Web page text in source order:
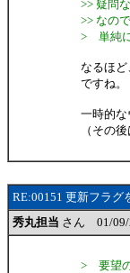
>> 疑問
>> なの
> 単純に
なるほ
ですね。
一時的
（その
RE:00151 更新フラグ
秀丸担当 さん 01/09/
> 要望の